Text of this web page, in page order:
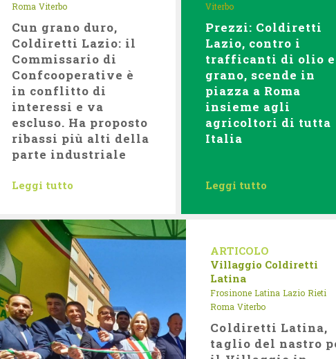
Roma Viterbo
Cun grano duro,
Coldiretti Lazio: il
Commissario di
Confcooperative è
in conflitto di
interessi e va
escluso. Ha proposto
ribassi più alti della
parte industriale
Leggi tutto
Viterbo
Prezzi: Coldiretti
Lazio, contro i
trafficanti di olio e
grano, scende in
piazza a Roma
insieme agli
agricoltori di tutta
Italia
Leggi tutto
ARTICOLO
Villaggio Coldiretti
Latina
Frosinone Latina Lazio Rieti
Roma Viterbo
Coldiretti Latina,
taglio del nastro